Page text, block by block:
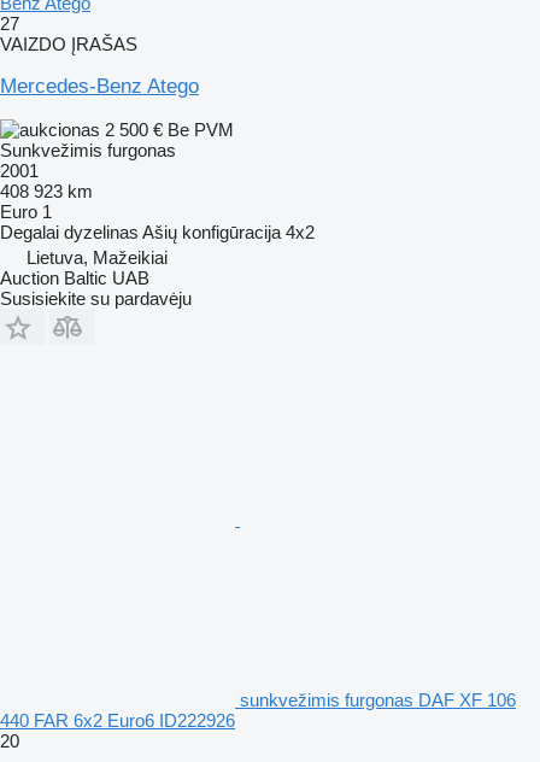
27
VAIZDO ĮRAŠAS
Mercedes-Benz Atego
2 500 € Be PVM
Sunkvežimis furgonas
2001
408 923 km
Euro 1
Degalai dyzelinas Ašių konfigūracija 4x2
Lietuva, Mažeikiai
Auction Baltic UAB
Susisiekite su pardavėju
sunkvežimis furgonas DAF XF 106
440 FAR 6x2 Euro6 ID222926
20